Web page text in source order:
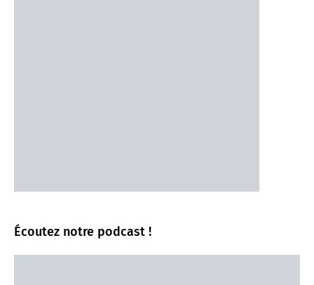
Écoutez notre podcast !